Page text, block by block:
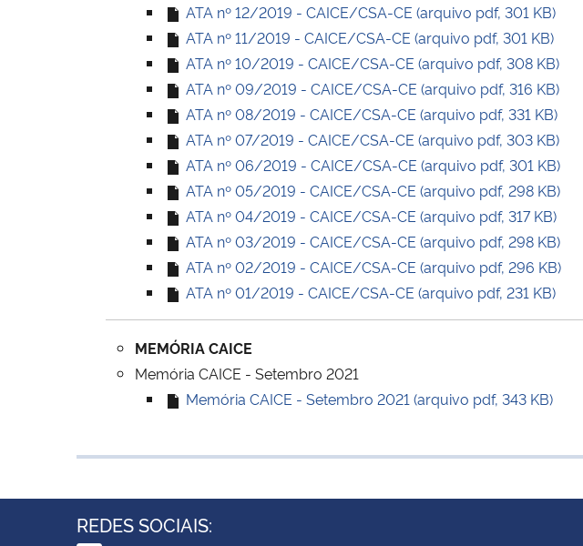
ATA nº 12/2019 - CAICE/CSA-CE (arquivo pdf, 301 KB)
ATA nº 11/2019 - CAICE/CSA-CE (arquivo pdf, 301 KB)
ATA nº 10/2019 - CAICE/CSA-CE (arquivo pdf, 308 KB)
ATA nº 09/2019 - CAICE/CSA-CE (arquivo pdf, 316 KB)
ATA nº 08/2019 - CAICE/CSA-CE (arquivo pdf, 331 KB)
ATA nº 07/2019 - CAICE/CSA-CE (arquivo pdf, 303 KB)
ATA nº 06/2019 - CAICE/CSA-CE (arquivo pdf, 301 KB)
ATA nº 05/2019 - CAICE/CSA-CE (arquivo pdf, 298 KB)
ATA nº 04/2019 - CAICE/CSA-CE (arquivo pdf, 317 KB)
ATA nº 03/2019 - CAICE/CSA-CE (arquivo pdf, 298 KB)
ATA nº 02/2019 - CAICE/CSA-CE (arquivo pdf, 296 KB)
ATA nº 01/2019 - CAICE/CSA-CE (arquivo pdf, 231 KB)
MEMÓRIA CAICE
Memória CAICE - Setembro 2021
Memória CAICE - Setembro 2021 (arquivo pdf, 343 KB)
REDES SOCIAIS: